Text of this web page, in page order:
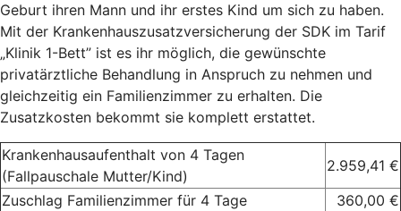
Geburt ihren Mann und ihr erstes Kind um sich zu haben.
Mit der Krankenhauszusatzversicherung der SDK im Tarif
„Klinik 1-Bett” ist es ihr möglich, die gewünschte
privatärztliche Behandlung in Anspruch zu nehmen und
gleichzeitig ein Familienzimmer zu erhalten. Die
Zusatzkosten bekommt sie komplett erstattet.
Krankenhausaufenthalt von 4 Tagen
(Fallpauschale Mutter/Kind)
2.959,41 €
Zuschlag Familienzimmer für 4 Tage
360,00 €